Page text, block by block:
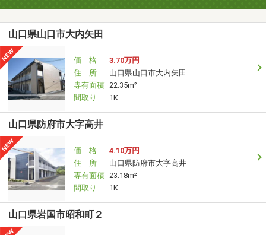
山口県山口市大内矢田
価 格
3.70万円
住 所
山口県山口市大内矢田
専有面積 22.35m²
間取り
1K
山口県防府市大字高井
価 格
4.10万円
住 所
山口県防府市大字高井
専有面積 23.18m²
間取り
1K
山口県岩国市昭和町２